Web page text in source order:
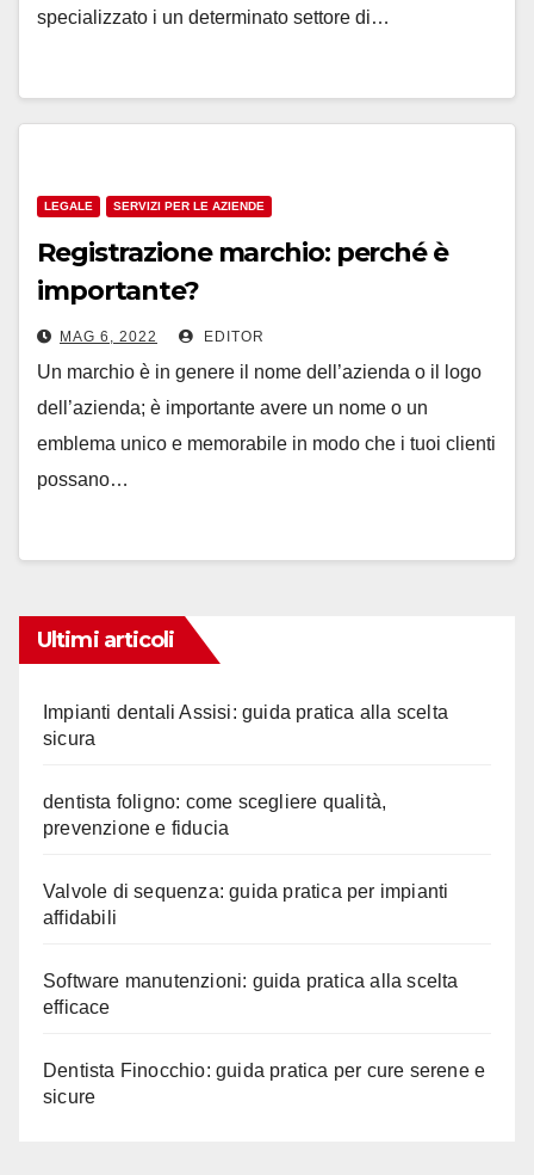
specializzato i un determinato settore di…
LEGALE SERVIZI PER LE AZIENDE
Registrazione marchio: perché è
importante?
MAG 6, 2022 EDITOR
Un marchio è in genere il nome dell’azienda o il logo
dell’azienda; è importante avere un nome o un
emblema unico e memorabile in modo che i tuoi clienti
possano…
Ultimi articoli
Impianti dentali Assisi: guida pratica alla scelta
sicura
dentista foligno: come scegliere qualità,
prevenzione e fiducia
Valvole di sequenza: guida pratica per impianti
affidabili
Software manutenzioni: guida pratica alla scelta
efficace
Dentista Finocchio: guida pratica per cure serene e
sicure